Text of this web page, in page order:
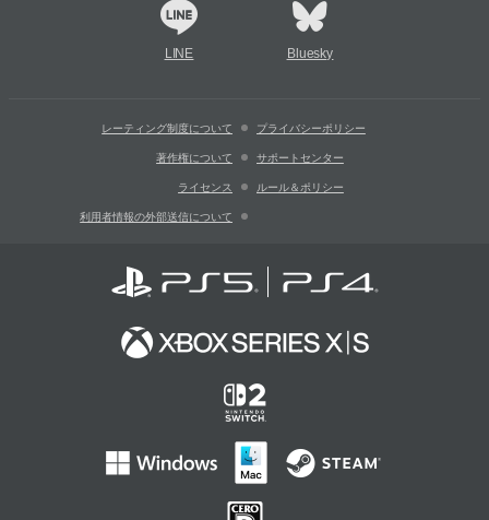
LINE Bluesky
レーティング制度について プライバシーポリシー
著作権について サポートセンター
ライセンス ルール＆ポリシー
利用者情報の外部送信について